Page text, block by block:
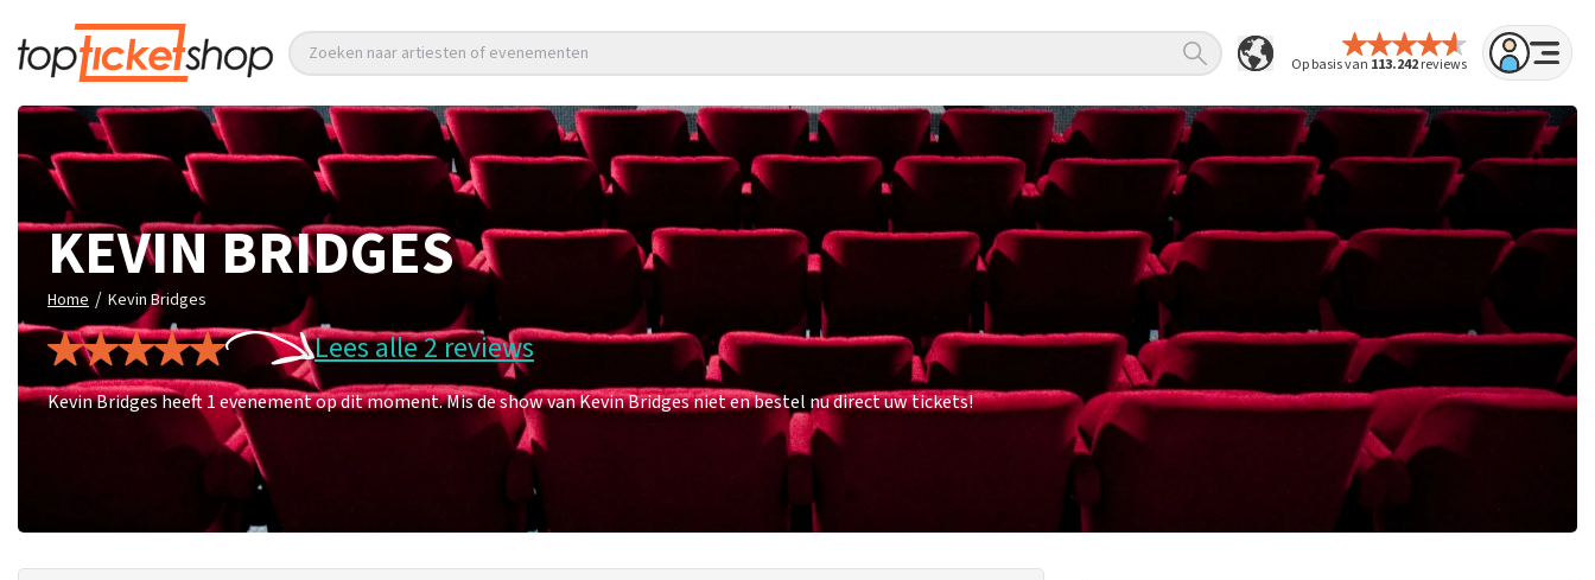
Op basis van 113.242reviews
Zoeken naar artiesten of evenementen
KEVIN BRIDGES
Home / Kevin Bridges
Lees alle 2 reviews
Kevin Bridges heeft 1 evenement op dit moment. Mis de show van Kevin Bridges niet en bestel nu direct uw tickets!